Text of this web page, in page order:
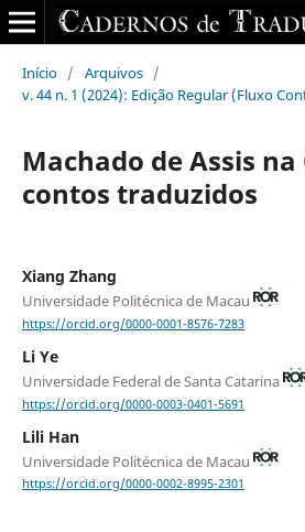
Início / Arquivos /
v. 44 n. 1 (2024): Edição Regular (Fluxo
Machado de Assis na
contos traduzidos
Xiang Zhang
Universidade Politécnica de Macau
https://orcid.org/0000-0001-8576-7283
Li Ye
Universidade Federal de Santa Catarina
https://orcid.org/0000-0003-0401-5691
Lili Han
Universidade Politécnica de Macau
https://orcid.org/0000-0002-8995-2301